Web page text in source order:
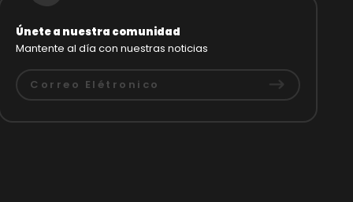
Únete a nuestra comunidad
Mantente al día con nuestras noticias